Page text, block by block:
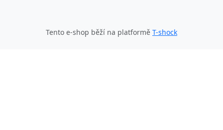
Tento e-shop běží na platformě T-shock